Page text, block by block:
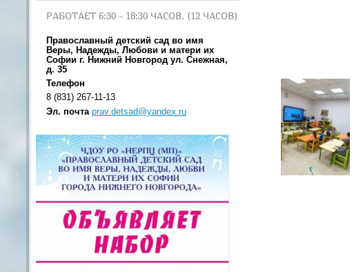
РАБОТАЕТ 6:30 - 18:30 ЧАСОВ. (12 ЧАСОВ)
Православный детский сад во имя
Веры, Надежды, Любови и матери их
Софии г. Нижний Новгород ул. Снежная,
д. 35
Телефон
8 (831) 267-11-13
Эл. почта prav.detsad@yandex.ru